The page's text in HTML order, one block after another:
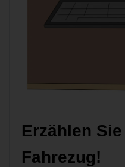
Erzählen
Fahrezug!